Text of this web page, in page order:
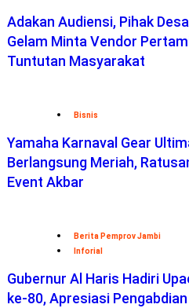
Adakan Audiensi, Pihak
Gelam Minta Vendor
Tuntutan Masyarakat
Bisnis
Yamaha Karnaval Gear
Berlangsung Meriah,
Event Akbar
Berita Pemprov Jambi
Inforial
Gubernur Al Haris Hadiri
ke-80, Apresiasi